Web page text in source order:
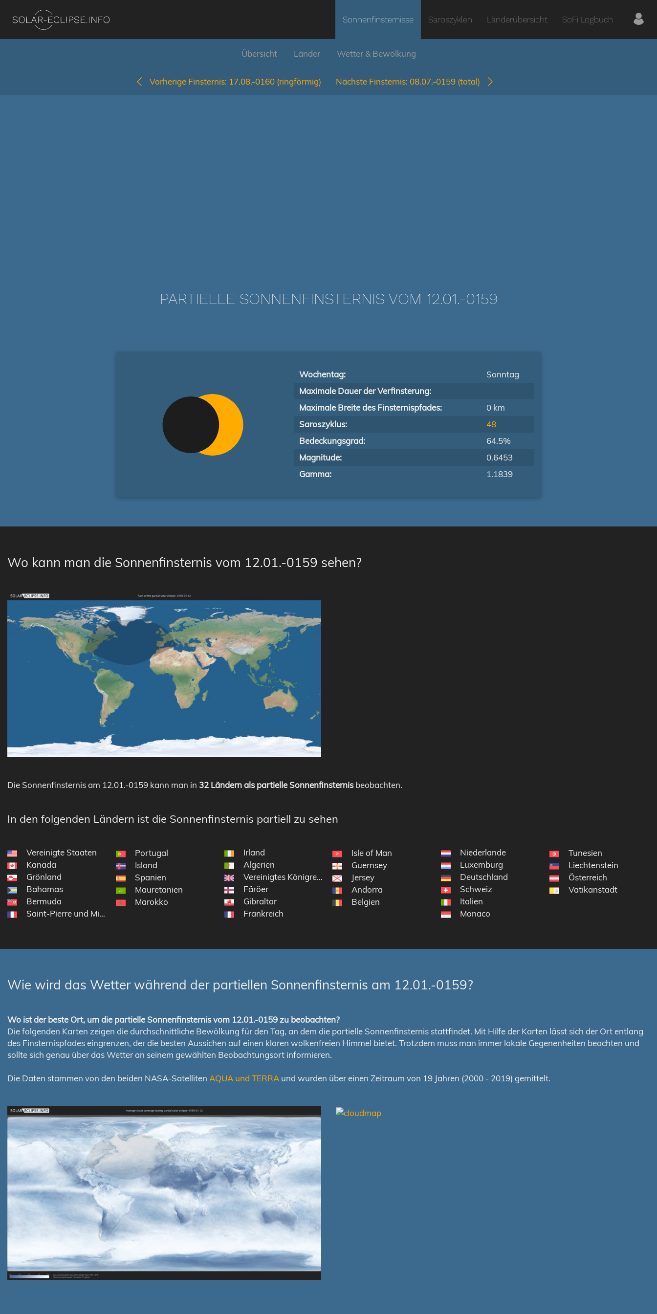
Sonnenfinsternisse Saroszyklen Länderübersicht SoFi Logbuch
Übersicht Länder Wetter & Bewölkung
Vorherige Finsternis: 17.08.-0160 (ringförmig) Nächste Finsternis: 08.07.-0159 (total)
PARTIELLE SONNENFINSTERNIS VOM 12.01.-0159
Wochentag:
Sonntag
Maximale Dauer der Verfinsterung:
Maximale Breite des Finsternispfades:
0 km
Saroszyklus:
48
Bedeckungsgrad:
64.5%
Magnitude:
0.6453
Gamma:
1.1839
Wo kann man die Sonnenfinsternis vom 12.01.-0159 sehen?
Die Sonnenfinsternis am 12.01.-0159 kann man in 32 Ländern als partielle Sonnenfinsternisbeobachten.
In den folgenden Ländern ist die Sonnenfinsternis partiell zu sehen
Vereinigte Staaten
Kanada
Grönland
Bahamas
Bermuda
Saint-Pierre und Miquelon
Portugal
Island
Spanien
Mauretanien
Marokko
Irland
Algerien
Vereinigtes Königreich
Färöer
Gibraltar
Frankreich
Isle of Man
Guernsey
Jersey
Andorra
Belgien
Niederlande
Luxemburg
Deutschland
Schweiz
Italien
Monaco
Tunesien
Liechtenstein
Österreich
Vatikanstadt
Wie wird das Wetter während der partiellen Sonnenfinsternis am 12.01.-0159?
Wo ist der beste Ort, um die partielle Sonnenfinsternis vom 12.01.-0159 zu beobachten?
Die folgenden Karten zeigen die durchschnittliche Bewölkung für den Tag, an dem die partielle Sonnenfinsternis stattfindet. Mit Hilfe der Karten lässt sich der Ort entlang
des Finsternispfades eingrenzen, der die besten Aussichen auf einen klaren wolkenfreien Himmel bietet. Trotzdem muss man immer lokale Gegenenheiten beachten und
sollte sich genau über das Wetter an seinem gewählten Beobachtungsort informieren.
Die Daten stammen von den beiden NASA-Satelliten AQUA und TERRA und wurden über einen Zeitraum von 19 Jahren (2000 - 2019) gemittelt.